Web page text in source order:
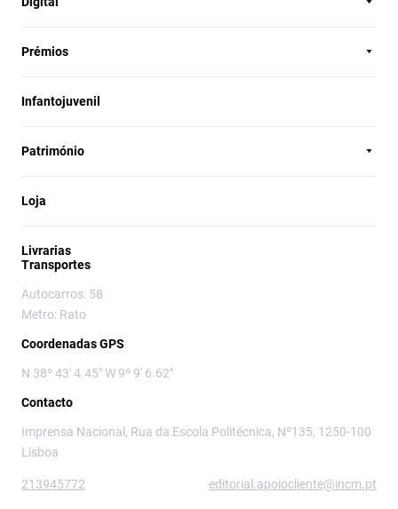
Prémios
Infantojuvenil
Património
Loja
Livrarias
Transportes
Autocarros: 58
Metro: Rato
Coordenadas GPS
N 38º 43' 4.45" W 9º 9' 6.62"
Contacto
Imprensa Nacional, Rua da Escola Politécnica, Nº135, 1250-100
Lisboa
213945772 editorial.apoiocliente@incm.pt